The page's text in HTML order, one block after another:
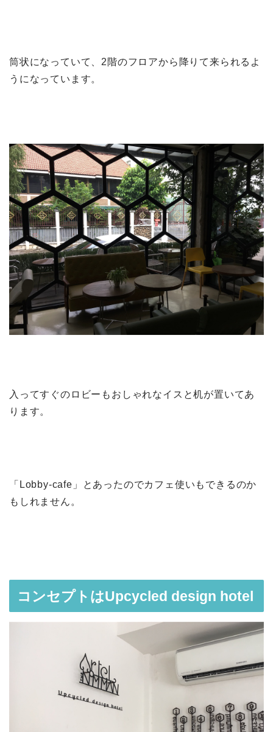
筒状になっていて、2階のフロアから降りて来られるよ
うになっています。
入ってすぐのロビーもおしゃれなイスと机が置いてあ
ります。
「Lobby-cafe」とあったのでカフェ使いもできるのか
もしれません。
コンセプトはUpcycled design hotel